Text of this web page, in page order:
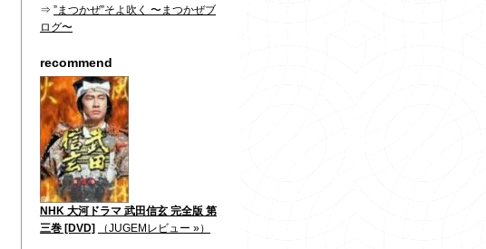
⇒ ”まつかぜ”そよ吹く 〜まつかぜブ
ログ〜
recommend
NHK 大河ドラマ 武田信玄 完全版 第
三巻 [DVD]
（JUGEMレビュー »）